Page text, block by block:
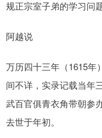
规正宗室子弟的学习问题
阿越说
万历四十三年（1615年
间不详，实录记载当年
武百官俱青衣角带朝参
去世于年初。